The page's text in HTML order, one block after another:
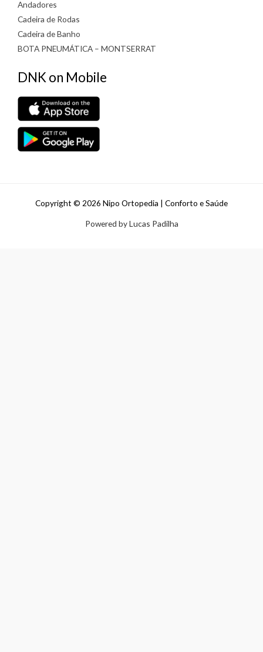
Andadores
Cadeira de Rodas
Cadeira de Banho
BOTA PNEUMÁTICA – MONTSERRAT
DNK on Mobile
Copyright © 2026 Nipo Ortopedia | Conforto e Saúde
Powered by Lucas Padilha